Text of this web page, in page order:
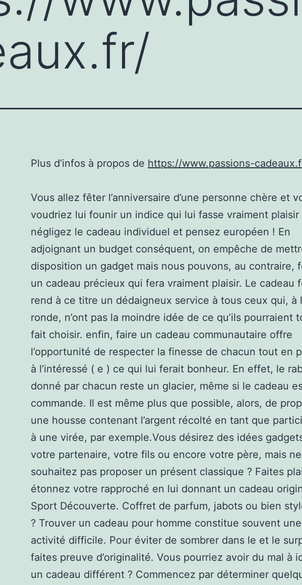
Plus d’infos à propos de https://www.passions-
Vous allez fêter l’anniversaire d’une personne chère et
voudriez lui founir un indice qui lui fasse vraiment plaisir
négligez le cadeau individuel et pensez européen ! En
adjoignant un budget conséquent, on empêche de
disposition un gadget mais nous pouvons, au contraire,
un cadeau précieux qui fera vraiment plaisir. Le cadeau
rend à ce titre un dédaigneux service à tous ceux qui, à
ronde, n’ont pas la moindre idée de ce qu’ils pourraient
fait choisir. enfin, faire un cadeau communautaire offre
l’opportunité de respecter la finesse de chacun tout en
à l’intéressé ( e ) ce qui lui ferait bonheur. En effet, le
donné par chacun reste un glacier, même si le cadeau
commande. Il est même plus que possible, alors, de
une housse contenant l’argent récolté en tant que
à une virée, par exemple.Vous désirez des idées
votre partenaire, votre fils ou encore votre père, mais ne
souhaitez pas proposer un présent classique ? Faites
étonnez votre rapproché en lui donnant un cadeau
Sport Découverte. Coffret de parfum, jabots ou bien
? Trouver un cadeau pour homme constitue souvent une
activité difficile. Pour éviter de sombrer dans le et le
faites preuve d’originalité. Vous pourriez avoir du mal à
un cadeau différent ? Commencez par déterminer